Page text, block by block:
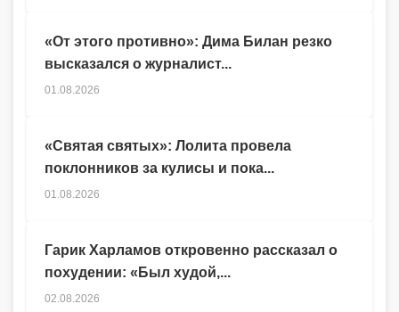
Гарик Харламов откровенно рассказал о
похудении: «Был худой,...
02.08.2026
«От этого противно»: Дима Билан резко
высказался о журналист...
01.08.2026
«Святая святых»: Лолита провела
поклонников за кулисы и пока...
01.08.2026